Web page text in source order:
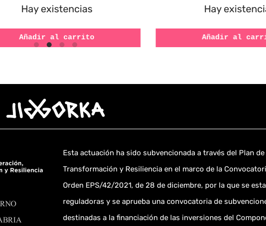
Hay existencias
Añadir al carrito
Hay
Añadir al
Esta actuación ha sido subvencionada a través del Plan
Transformación y Resiliencia en el marco de la
Orden EPS/42/2021, de 28 de diciembre, por la que se
reguladoras y se aprueba una convocatoria de
destinadas a la financiación de las inversiones del